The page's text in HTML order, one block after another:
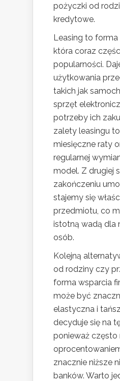
pożyczki od
kredytowe.
Leasing to forma
która coraz
popularności.
użytkowania
takich jak
sprzęt
potrzeby ich
zalety leasingu
miesięczne raty
regularnej
model. Z drugiej
zakończeniu
stajemy się
przedmiotu, co
istotną wadą dla
osób.
Kolejną
od rodziny czy
forma wsparcia
może być
elastyczna i
decyduje się na
ponieważ często
znacznie niższe
banków. Warto